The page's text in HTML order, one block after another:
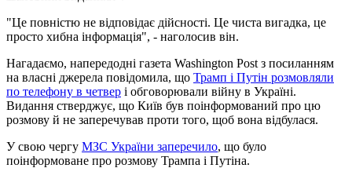
"Це повністю не відповідає дійсності. Це чиста вигадка, це
просто хибна інформація", - наголосив він.
Нагадаємо, напередодні газета Washington Post з посиланням
на власні джерела повідомила, що Трамп і Путін розмовляли
по телефону в четвер і обговорювали війну в Україні.
Видання стверджує, що Київ був поінформований про цю
розмову й не заперечував проти того, щоб вона відбулася.
У свою чергу МЗС України заперечило, що було
поінформоване про розмову Трампа і Путіна.